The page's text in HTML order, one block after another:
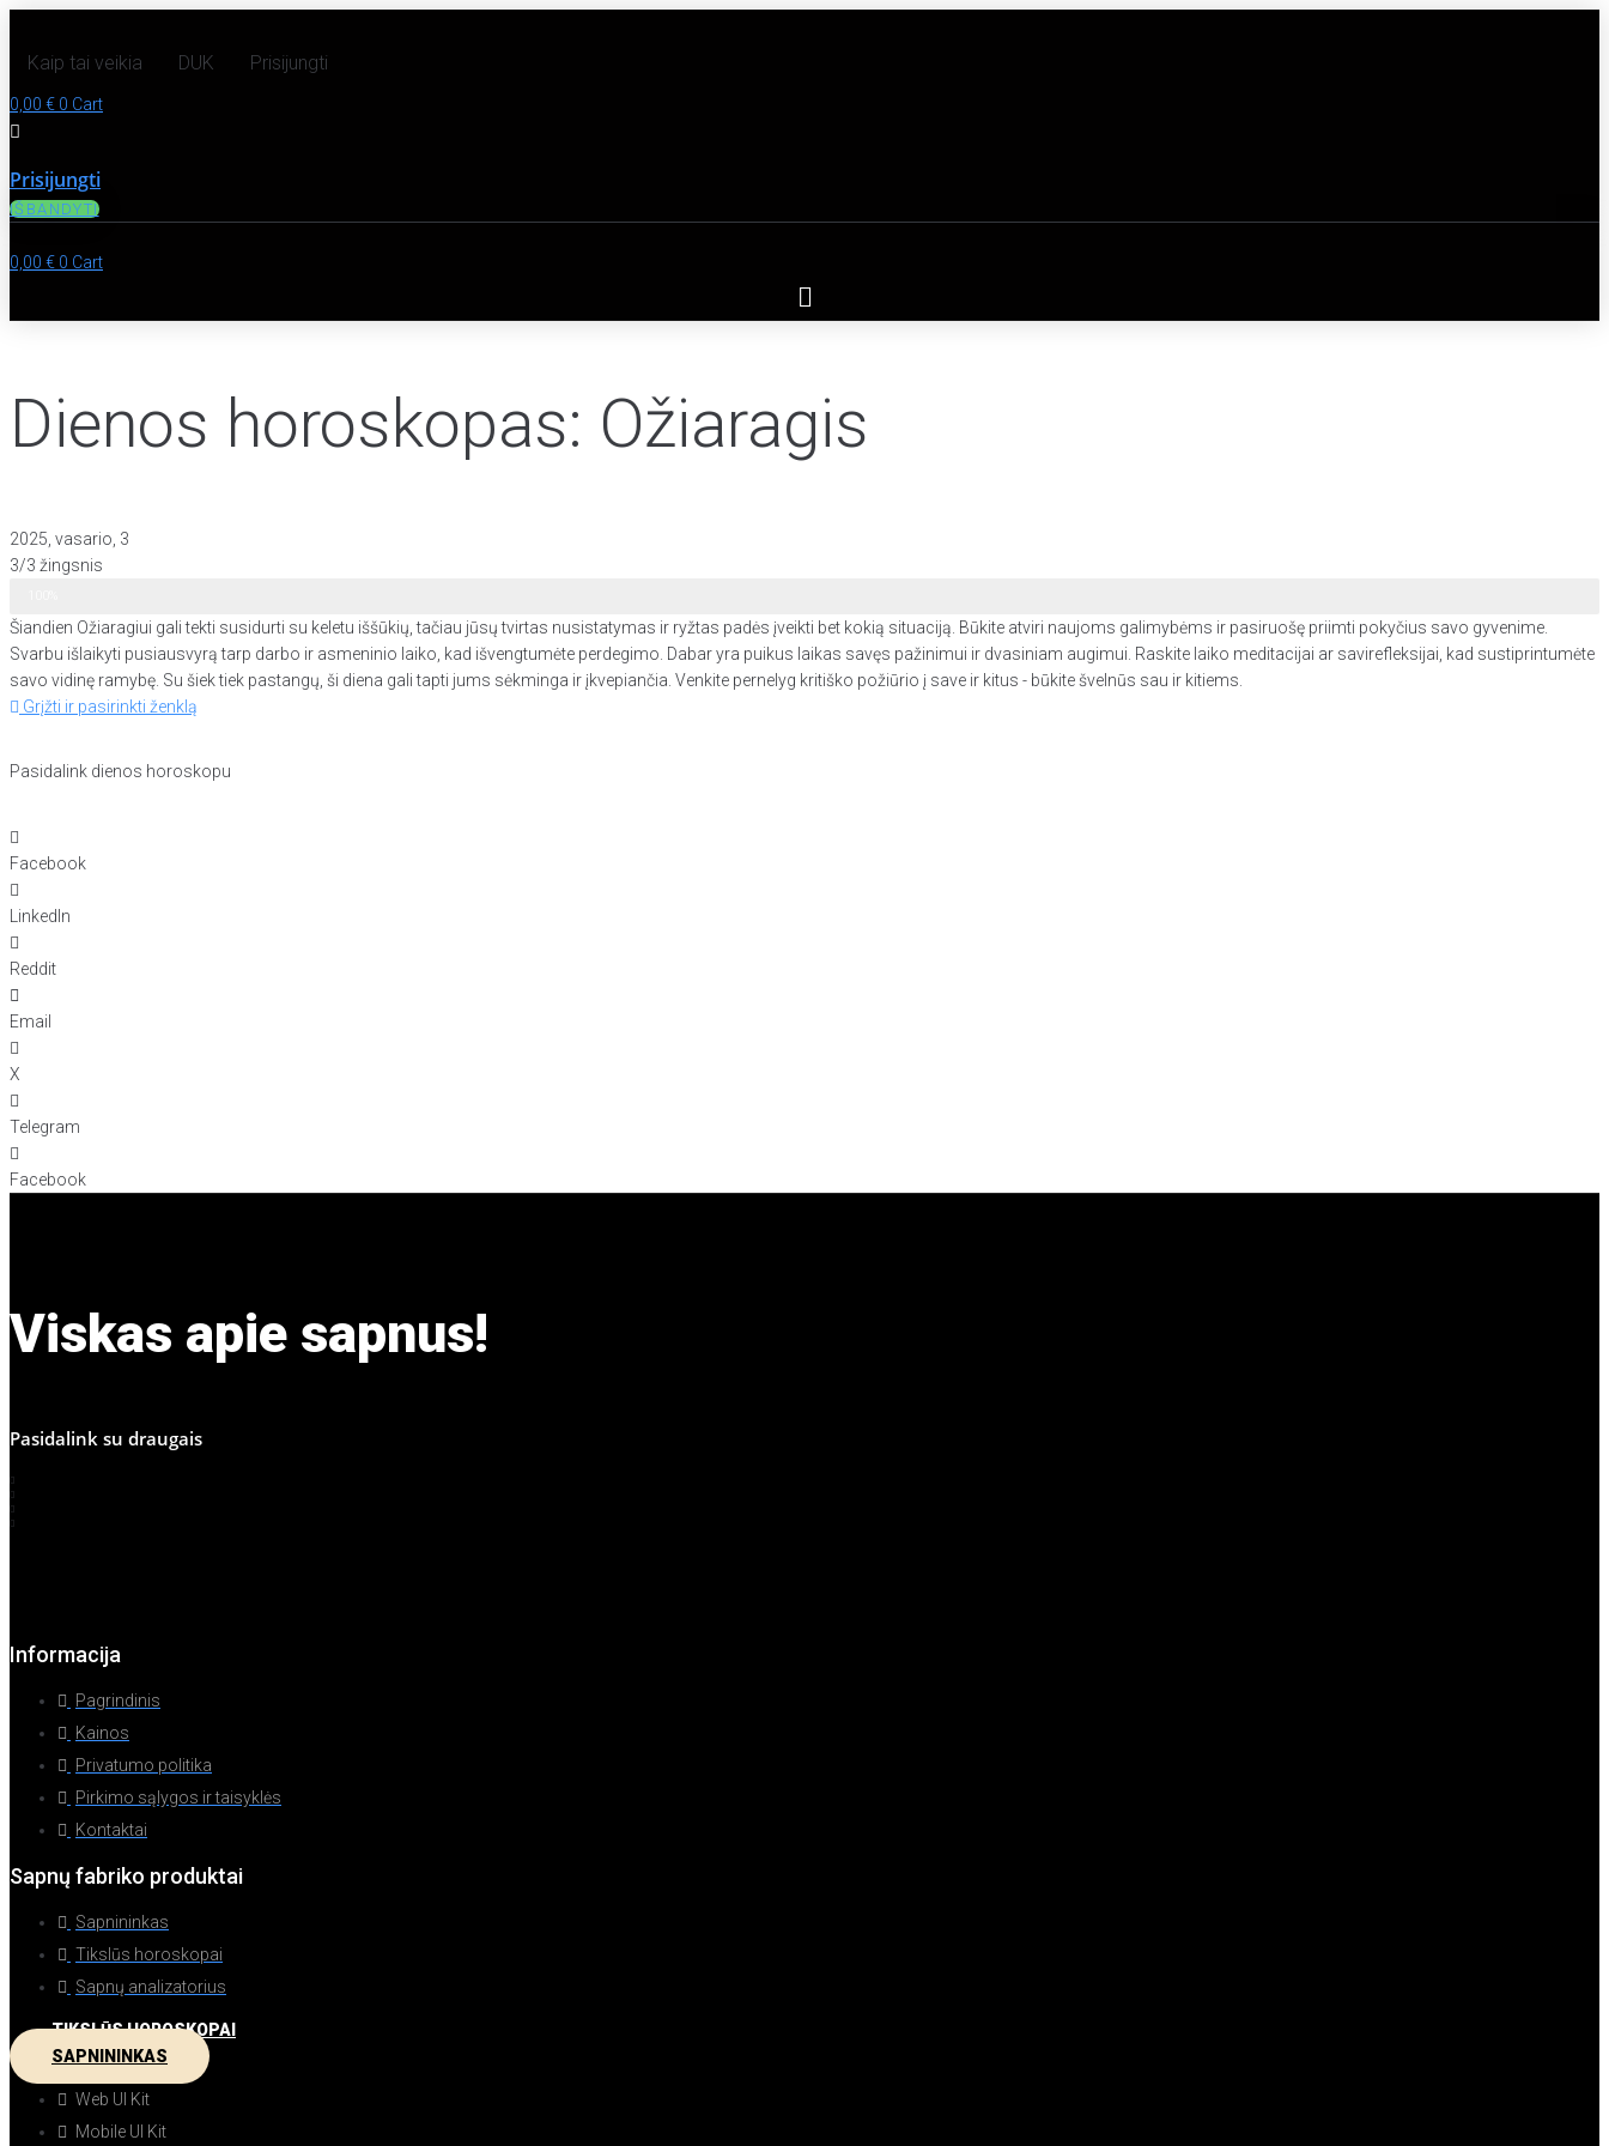
Kaip tai veikia DUK Prisijungti
0,00 € 0 Cart
Prisijungti
IŠBANDYTI
0,00 € 0 Cart
Dienos horoskopas: Ožiaragis
2025, vasario, 3
3/3 žingsnis
Šiandien Ožiaragiui gali tekti susidurti su keletu iššūkių, tačiau jūsų tvirtas nusistatymas ir ryžtas padės įveikti bet kokią situaciją. Būkite atviri naujoms galimybėms ir pasiruošę priimti pokyčius savo gyvenime.
Svarbu išlaikyti pusiausvyrą tarp darbo ir asmeninio laiko, kad išvengtumėte perdegimo. Dabar yra puikus laikas savęs pažinimui ir dvasiniam augimui. Raskite laiko meditacijai ar savirefleksijai, kad sustiprintumėte
savo vidinę ramybę. Su šiek tiek pastangų, ši diena gali tapti jums sėkminga ir įkvepiančia. Venkite pernelyg kritiško požiūrio į save ir kitus - būkite švelnūs sau ir kitiems.
Grįžti ir pasirinkti ženklą
Pasidalink dienos horoskopu
Facebook
LinkedIn
Reddit
Email
X
Telegram
Facebook
Viskas apie sapnus!
Pasidalink su draugais
Informacija
Pagrindinis
Kainos
Privatumo politika
Pirkimo sąlygos ir taisyklės
Kontaktai
Sapnų fabriko produktai
Sapnininkas
Tikslūs horoskopai
Sapnų analizatorius
TIKSLŪS HOROSKOPAI
SAPNININKAS
Web UI Kit
Mobile UI Kit